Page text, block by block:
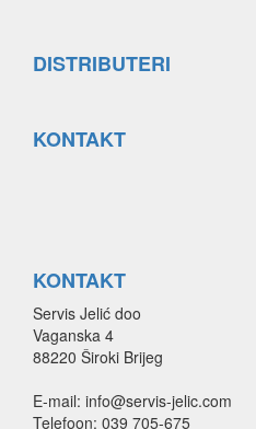
DISTRIBUTERI
KONTAKT
KONTAKT
Servis Jelić doo
Vaganska 4
88220 Široki Brijeg
E-mail: info@servis-jelic.com
Telefoon: 039 705-675